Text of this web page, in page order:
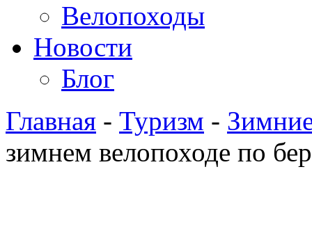
Велопоходы
Новости
Блог
Главная - Туризм -
зимнем велопоходе по